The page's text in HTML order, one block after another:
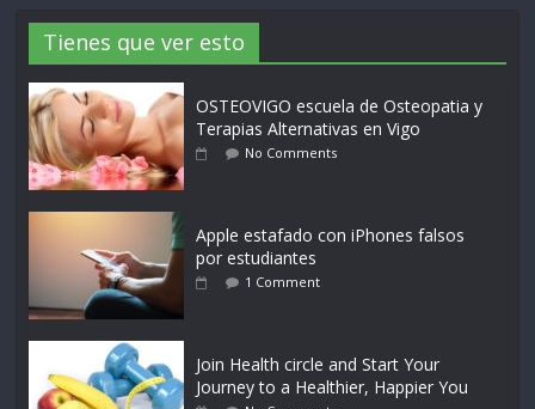
Tienes que ver esto
OSTEOVIGO escuela de Osteopatia y
Terapias Alternativas en Vigo
No Comments
Apple estafado con iPhones falsos
por estudiantes
1 Comment
Join Health circle and Start Your
Journey to a Healthier, Happier You